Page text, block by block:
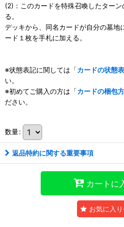
(2)：このカードを特殊召喚したター
る。
デッキから、同名カードが自分の墓地
ード１枚を手札に加える。
※状態表記に関しては「カードの状態
い。
※初めてご購入の方は「カードの梱包
ださい。
数量:
返品特約に関する重要事項
カートに
お気に入